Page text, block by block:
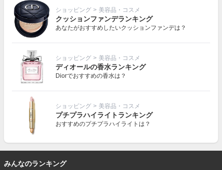
ショッピング > 美容品・コスメ
クッションファンデランキング
あなたがおすすめしたいクッションファンデは？
ショッピング > 美容品・コスメ
ディオールの香水ランキング
Diorでおすすめの香水は？
ショッピング > 美容品・コスメ
プチプラハイライトランキング
おすすめのプチプラハイライトは？
みんなのランキング